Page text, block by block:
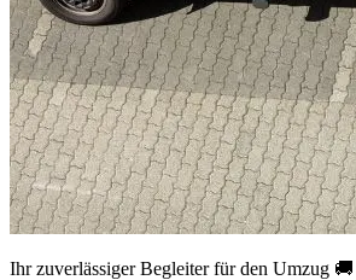
Ihr zuverlässiger Begleiter für den Umzug 🚚